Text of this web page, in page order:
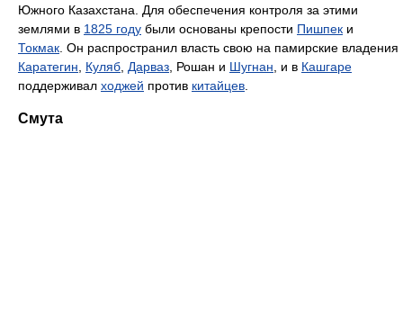
Южного Казахстана. Для обеспечения контроля за этими
землями в 1825 году были основаны крепости Пишпек и
Токмак. Он распространил власть свою на памирские владения
Каратегин, Куляб, Дарваз, Рошан и Шугнан, и в Кашгаре
поддерживал ходжей против китайцев.
Смута